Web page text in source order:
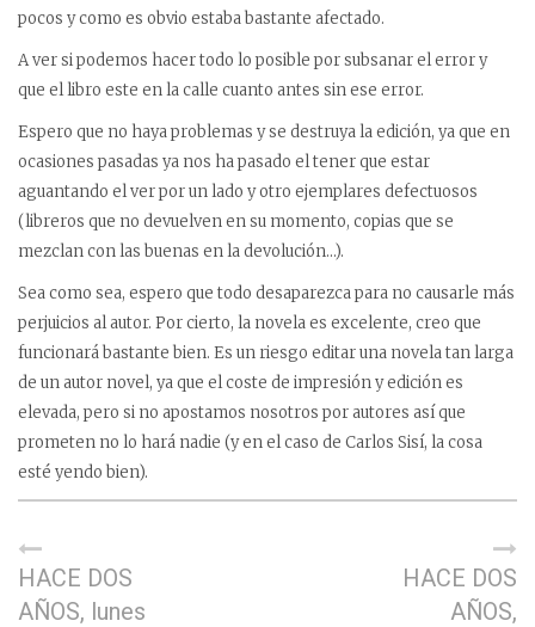
pocos y como es obvio estaba bastante afectado.
A ver si podemos hacer todo lo posible por subsanar el error y
que el libro este en la calle cuanto antes sin ese error.
Espero que no haya problemas y se destruya la edición, ya que en
ocasiones pasadas ya nos ha pasado el tener que estar
aguantando el ver por un lado y otro ejemplares defectuosos
(libreros que no devuelven en su momento, copias que se
mezclan con las buenas en la devolución…).
Sea como sea, espero que todo desaparezca para no causarle más
perjuicios al autor. Por cierto, la novela es excelente, creo que
funcionará bastante bien. Es un riesgo editar una novela tan larga
de un autor novel, ya que el coste de impresión y edición es
elevada, pero si no apostamos nosotros por autores así que
prometen no lo hará nadie (y en el caso de Carlos Sisí, la cosa
esté yendo bien).
HACE DOS
AÑOS, lunes
HACE DOS
AÑOS,